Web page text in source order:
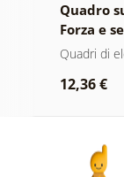
Quadro
Forza e
Quadri di
12,36 €